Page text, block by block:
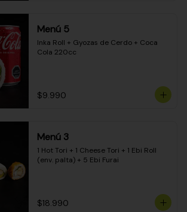
Menú 5
Inka Roll + Gyozas de Cerdo + Coca
Cola 220cc
$9.990
Menú 3
1 Hot Tori + 1 Cheese Tori + 1 Ebi Roll
(env. palta) + 5 Ebi Furai
$18.990